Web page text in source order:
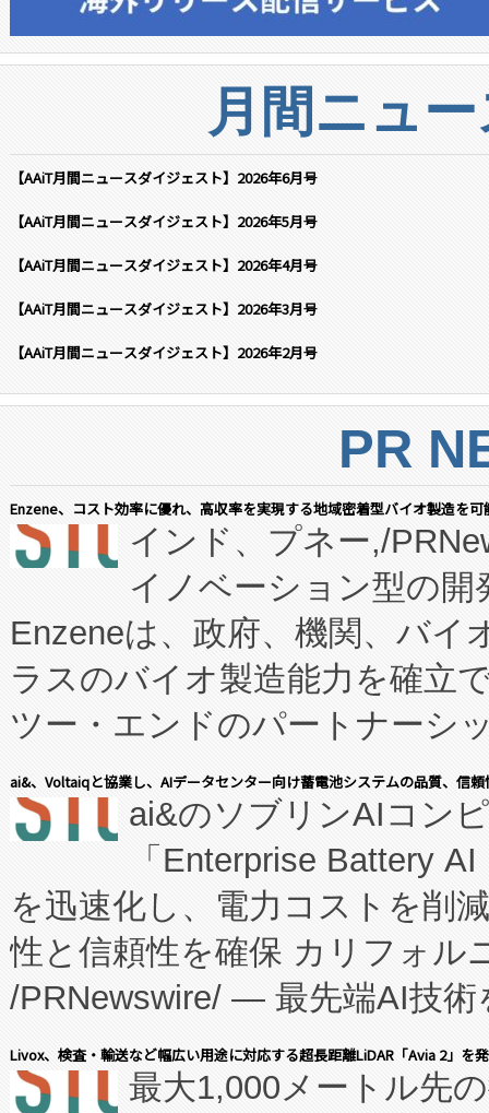
月間ニュ
【AAiT月間ニュースダイジェスト】2026年6月号
【AAiT月間ニュースダイジェスト】2026年5月号
【AAiT月間ニュースダイジェスト】2026年4月号
【AAiT月間ニュースダイジェスト】2026年3月号
【AAiT月間ニュースダイジェスト】2026年2月号
PR
Enzene、コスト効率に優れ、高収率を実現する地域密着型バイオ製造を
インド、プネー,/
イノベーション型の
Enzeneは、政府、機関、バイ
ラスのバイオ製造能力を確立
ツー・エンドのパートナーシ
表しました。 同社の実績ある
manufacturing™ (FCCM™) プ
たNeXは、バイオ医薬品製造
従来のフェッドバッチ施設の
に、患者やサプライチェーン
キー方式で拡張性が高く、持
す。FCCM‑を活用した現地生
患者にとっての費用負担を大
ai&、Voltaiqと協業し、AIデータセンター向け蓄電池システムの品質、信
ai&のソブリンAIコン
「Enterprise Battery
を迅速化し、電力コストを削
性と信頼性を確保 カリフォル
/PRNewswire/ — 最先端AI技術
会社エーアイ・アンド：本社
President原信平）と、エンタ
Livox、検査・輸送など幅広い用途に対応する超長距離LiDAR「Avia 2」を
最大1,000メートル先